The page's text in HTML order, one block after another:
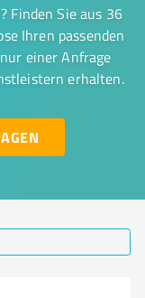
Finden Sie aus 36
Ihren passenden
einer Anfrage
erhalten.